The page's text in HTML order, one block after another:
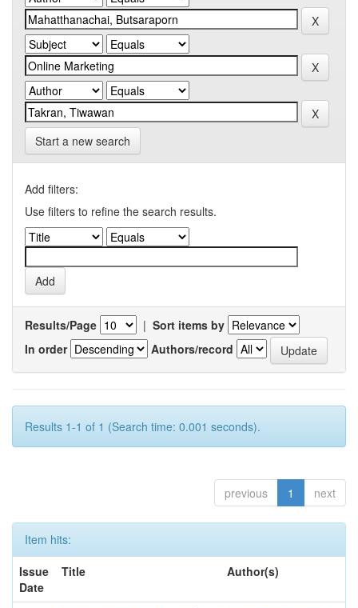
Start a new search
Add filters:
Use filters to refine the search results.
Results/Page | Sort items by
In order
Authors/record
Results 1-1 of 1 (Search time: 0.001 seconds).
previous 1 next
Item hits:
Issue
Date
Title Author(s)